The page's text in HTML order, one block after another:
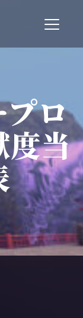
T
g
a
v
i
g
a
t
i
o
n
ロ
度当